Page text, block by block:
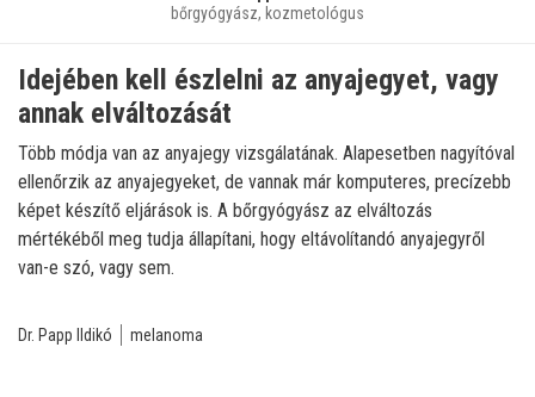
bőrgyógyász, kozmetológus
Idejében kell észlelni az anyajegyet, vagy
annak elváltozását
Több módja van az anyajegy vizsgálatának. Alapesetben nagyítóval
ellenőrzik az anyajegyeket, de vannak már komputeres, precízebb
képet készítő eljárások is. A bőrgyógyász az elváltozás
mértékéből meg tudja állapítani, hogy eltávolítandó anyajegyről
van-e szó, vagy sem.
Dr. Papp Ildikó melanoma